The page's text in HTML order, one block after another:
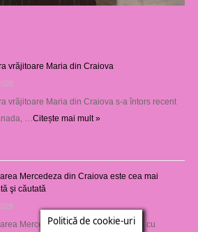
vrăjitoare Maria din Craiova
vrăjitoare Maria din Craiova s-a întors recent
… Citește mai mult »
Mercedeza din Craiova este cea mai
şi căutată
Mercedeza din Craiova vine este cu
Politică de cookie-uri